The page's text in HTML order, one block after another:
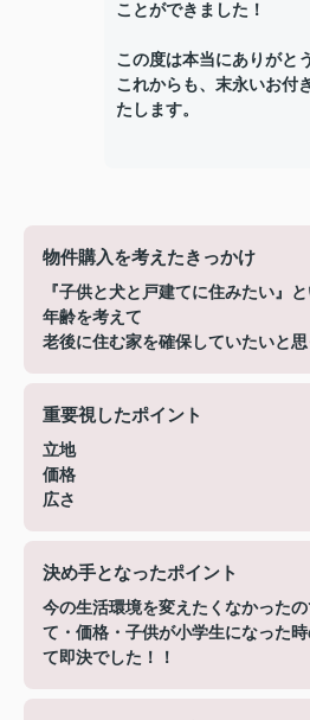
ことができました！
この度は本当にありがと
これからも、末永いお付
たします。
物件購入を考えたきっかけ
『子供と犬と戸建てに住みたい』
年齢を考えて
老後に住む家を確保していたいと思
重要視したポイント
立地
価格
広さ
決め手となったポイント
今の生活環境を変えたくなかった
て・価格・子供が小学生になった
て即決でした！！